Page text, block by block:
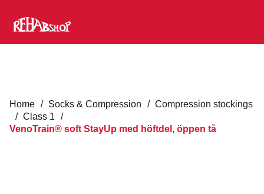
Home / Socks & Compression / Compression stockings
/ Class 1
/
VenoTrain® soft StayUp med höftdel, öppen tå